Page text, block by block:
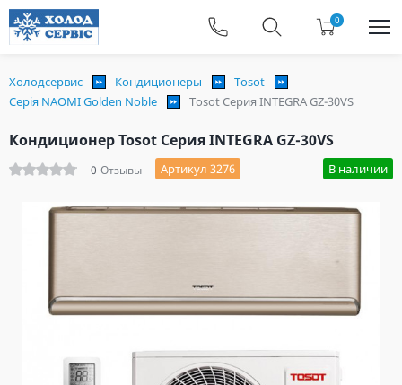
0
Холодсервис Кондиционеры
Tosot
Серія NAOMI Golden Noble
Tosot Серия INTEGRA GZ-30VS
Кондиционер Tosot Серия INTEGRA GZ-30VS
0 Отзывы Артикул 3276 В наличии